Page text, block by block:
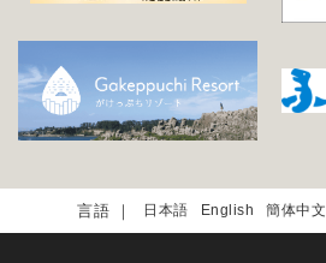
日本語 English 簡体中文